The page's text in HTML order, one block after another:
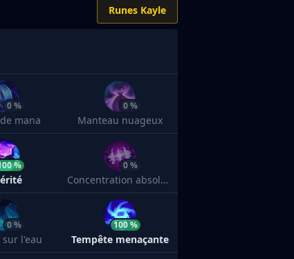
Runes Kayle
0 %
mana
0 %
Manteau nuageux
% 0 %
Concentration absolue
0 %
l'eau
100 %
Tempête menaçante